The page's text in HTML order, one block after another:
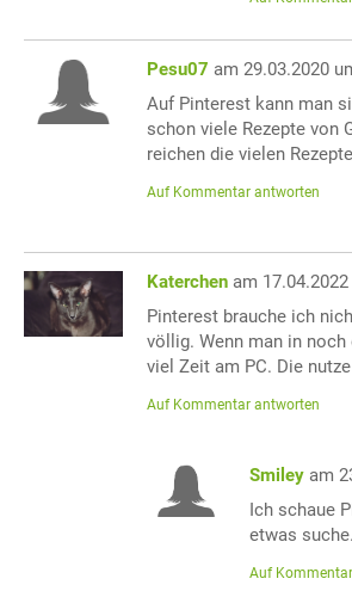
Pesu07 am 29.03.2020
Auf Pinterest kann man
schon viele Rezepte von
reichen die vielen
Auf Kommentar antworten
Katerchen am
Pinterest brauche ich
völlig. Wenn man in
viel Zeit am PC. Die
Auf Kommentar antworten
Smiley am
Ich schaue
etwas
Auf